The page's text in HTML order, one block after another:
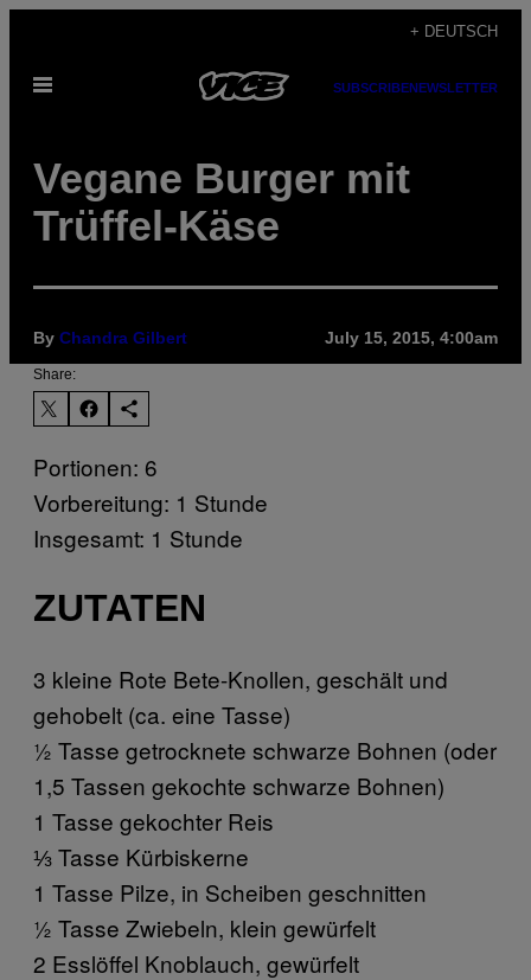
content
+ DEUTSCH
Open
SUBSCRIBENEWSLETTER
Vegane Burger mit
Trüffel-Käse
By Chandra Gilbert July 15, 2015, 4:00am
Share:
Portionen: 6
Vorbereitung: 1 Stunde
Insgesamt: 1 Stunde
ZUTATEN
3 kleine Rote Bete-Knollen, geschält und
gehobelt (ca. eine Tasse)
½ Tasse getrocknete schwarze Bohnen (oder
1,5 Tassen gekochte schwarze Bohnen)
1 Tasse gekochter Reis
⅓ Tasse Kürbiskerne
1 Tasse Pilze, in Scheiben geschnitten
½ Tasse Zwiebeln, klein gewürfelt
2 Esslöffel Knoblauch, gewürfelt